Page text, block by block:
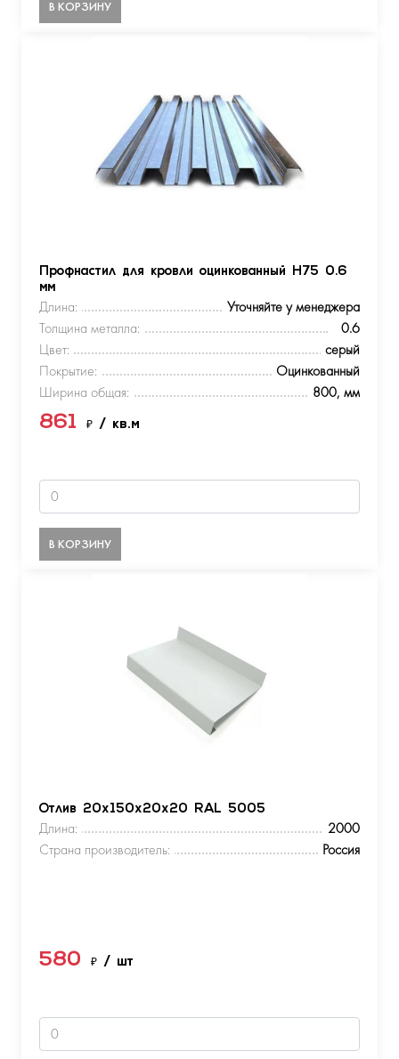
В КОРЗИНУ
Профнастил для кровли оцинкованный Н75 0.6
мм
Длина:
Уточняйте у менеджера
Толщина металла:
0.6
Цвет:
серый
Покрытие:
Оцинкованный
Ширина общая:
800, мм
861 ₽ / кв.м
В КОРЗИНУ
Отлив 20х150х20х20 RAL 5005
Длина:
2000
Страна производитель:
Россия
580 ₽ / шт